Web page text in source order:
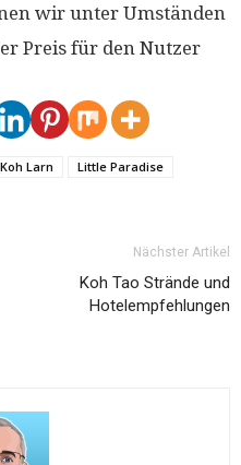
wir unter Umständen
Preis für den Nutzer
Koh Larn
Little Paradise
Nächster Artikel
Koh Tao Strände und
Hotelempfehlungen